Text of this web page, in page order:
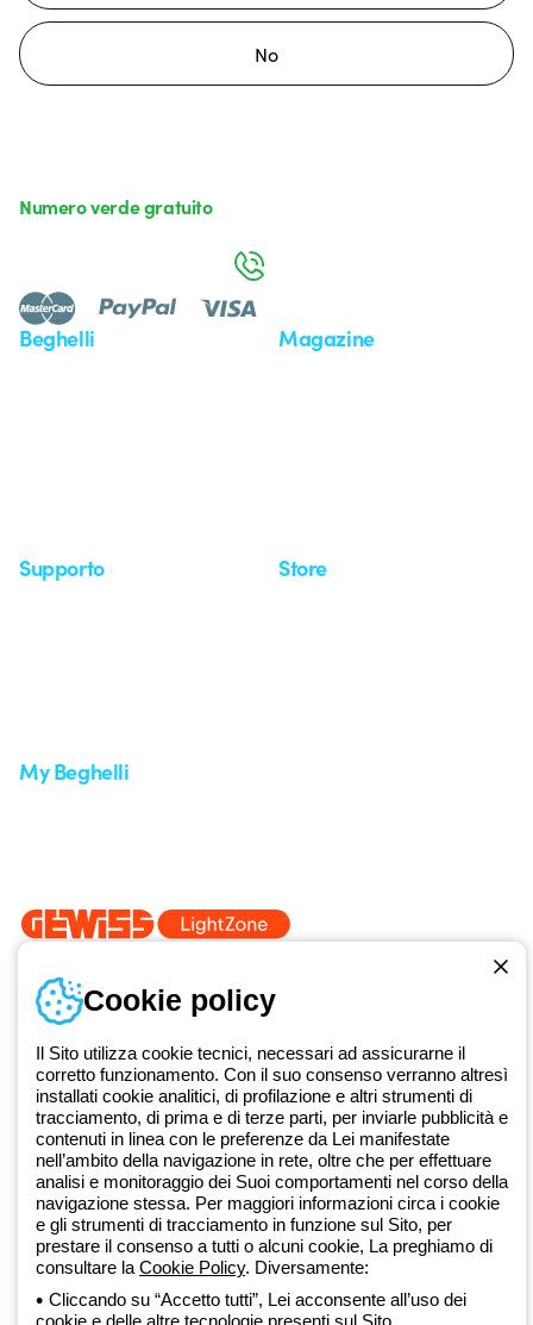
No
dell’ecosistema GEWISS LightZone, dove realizziamo soluzioni di
illuminazione integrate che trasformano la complessità in semplicità,
supportando professionisti e utenti finali nella realizzazione dei loro
bisogni.Scopri di più su GEWISS
Global:IT
Beghelli Magazine
Supporto Store
My Beghelli
Numero verde gratuito
Privacy Policy
Cookie policy
Condizioni di vendita
Tutte le policy
Accessibilità
Credits
© Beghelli S.p.A. Società con Unico Socio - Società soggetta alla
Cookie policy
Il Sito utilizza cookie tecnici, necessari ad assicurarne il
corretto funzionamento. Con il suo consenso verranno altresì
installati cookie analitici, di profilazione e altri strumenti di
tracciamento, di prima e di terze parti, per inviarle pubblicità e
contenuti in linea con le preferenze da Lei manifestate
nell’ambito della navigazione in rete, oltre che per effettuare
analisi e monitoraggio dei Suoi comportamenti nel corso della
navigazione stessa. Per maggiori informazioni circa i cookie
e gli strumenti di tracciamento in funzione sul Sito, per
prestare il consenso a tutti o alcuni cookie, La preghiamo di
consultare la Cookie Policy. Diversamente:
Cliccando su “Accetto tutti”, Lei acconsente all’uso dei
cookie e delle altre tecnologie presenti sul Sito.